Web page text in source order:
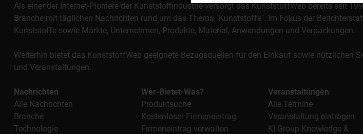
Als einer der Internet-Pioniere der Kunststoffindustrie versorgt das KunststoffWeb bereits seit
Branche mit täglichen Nachrichten rund um das Thema "Kunststoffe". Im Fokus der
Kunststoffe sowie Märkte, Unternehmen, Produkte, Material, Anwendungen und Verpackungen.
Weiterhin bietet das KunststoffWeb geeignete Bezugsquellen für den Einkauf sowie nützlichen
und Veranstaltungen.
Nachrichten
Alle Nachrichten
Branche
Technologie
Wer-Bietet-Was?
Produktsuche
Kostenloser Firmeneintrag
Firmeneintrag verwalten
Veranstaltungen
Alle Termine
Veranstaltung eintragen
KI Group Knowledge &